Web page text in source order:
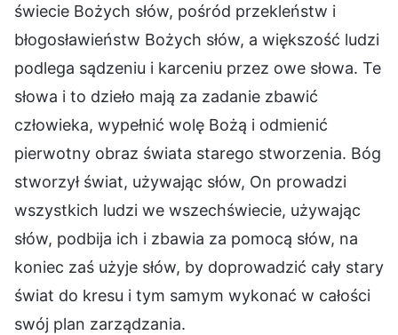
świecie Bożych słów, pośród przekleństw i
błogosławieństw Bożych słów, a większość ludzi
podlega sądzeniu i karceniu przez owe słowa. Te
słowa i to dzieło mają za zadanie zbawić
człowieka, wypełnić wolę Bożą i odmienić
pierwotny obraz świata starego stworzenia. Bóg
stworzył świat, używając słów, On prowadzi
wszystkich ludzi we wszechświecie, używając
słów, podbija ich i zbawia za pomocą słów, na
koniec zaś użyje słów, by doprowadzić cały stary
świat do kresu i tym samym wykonać w całości
swój plan zarządzania.